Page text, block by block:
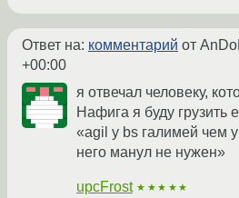
Ответ на: комментарий от
+00:00
я отвечал человеку,
Нафига я буду грузить
«agil у bs галимей чем
него манул не нужен»
upcFrost ★★★★★